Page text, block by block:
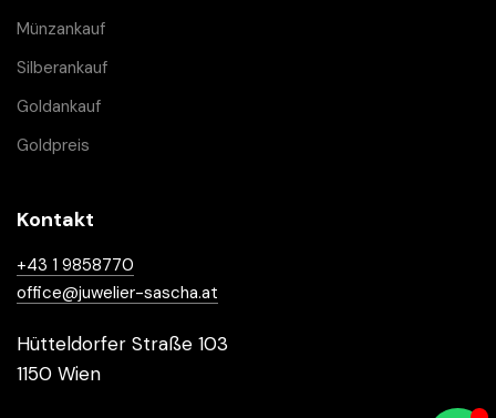
Münzankauf
Silberankauf
Goldankauf
Goldpreis
Kontakt
+43 1 9858770
office@juwelier-sascha.at
Hütteldorfer Straße 103
1150 Wien